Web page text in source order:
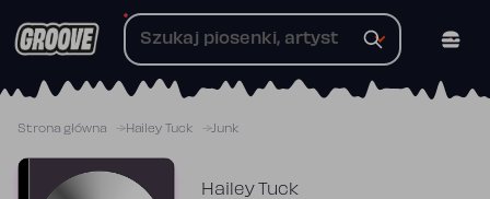
do
Strona główna Hailey Tuck Junk
Hailey Tuck